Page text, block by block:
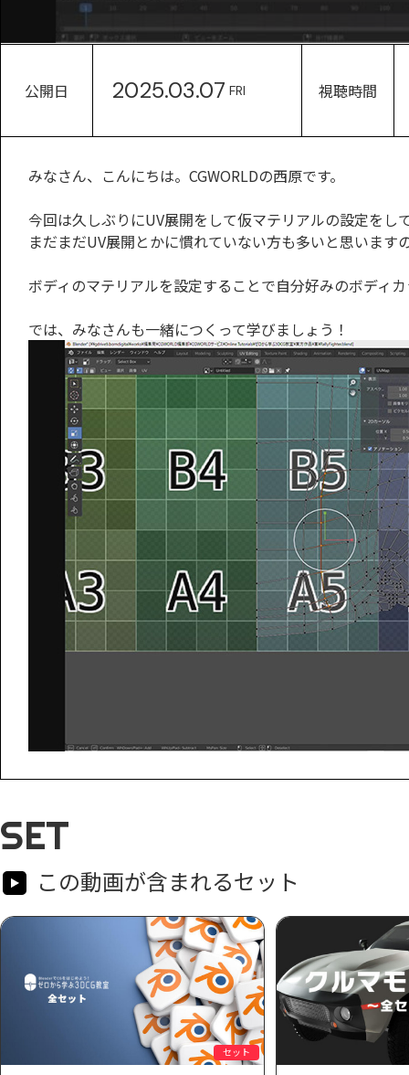
公開日 2025.03.07 FRI 視聴時間
みなさん、こんにちは。CGWORLDの西原です。
今回は久しぶりにUV展開をして仮マテリアルの設定をし
まだまだUV展開とかに慣れていない方も多いと思います
ボディのマテリアルを設定することで自分好みのボディ
では、みなさんも一緒につくって学びましょう！
SET
この動画が含まれるセット
セット